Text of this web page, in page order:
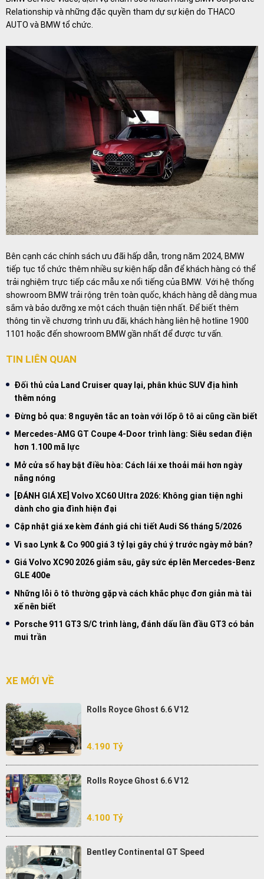
Relationship và những đặc quyền tham dự sự kiện do THACO
AUTO và BMW tổ chức.
Bên cạnh các chính sách ưu đãi hấp dẫn, trong năm 2024, BMW
tiếp tục tổ chức thêm nhiều sự kiện hấp dẫn để khách hàng có thể
trải nghiệm trực tiếp các mẫu xe nổi tiếng của BMW. Với hệ thống
showroom BMW trải rộng trên toàn quốc, khách hàng dễ dàng mua
sắm và bảo dưỡng xe một cách thuận tiện nhất. Để biết thêm
thông tin về chương trình ưu đãi, khách hàng liên hệ hotline 1900
1101 hoặc đến showroom BMW gần nhất để được tư vấn.
TIN LIÊN QUAN
Đối thủ của Land Cruiser quay lại, phân khúc SUV địa hình
thêm nóng
Đừng bỏ qua: 8 nguyên tắc an toàn với lốp ô tô ai cũng cần biết
Mercedes-AMG GT Coupe 4-Door trình làng: Siêu sedan điện
hơn 1.100 mã lực
Mở cửa sổ hay bật điều hòa: Cách lái xe thoải mái hơn ngày
nắng nóng
[ĐÁNH GIÁ XE] Volvo XC60 Ultra 2026: Không gian tiện nghi
dành cho gia đình hiện đại
Cập nhật giá xe kèm đánh giá chi tiết Audi S6 tháng 5/2026
Vì sao Lynk & Co 900 giá 3 tỷ lại gây chú ý trước ngày mở bán?
Giá Volvo XC90 2026 giảm sâu, gây sức ép lên Mercedes-Benz
GLE 400e
Những lỗi ô tô thường gặp và cách khắc phục đơn giản mà tài
xế nên biết
Porsche 911 GT3 S/C trình làng, đánh dấu lần đầu GT3 có bản
mui trần
XE MỚI VỀ
Rolls Royce Ghost 6.6 V12
4.190 Tỷ
Rolls Royce Ghost 6.6 V12
4.100 Tỷ
Bentley Continental GT Speed